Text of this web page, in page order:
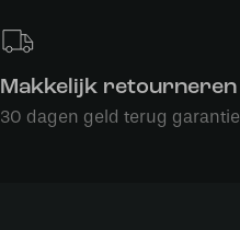
Makkelijk retourneren
30 dagen geld terug garantie